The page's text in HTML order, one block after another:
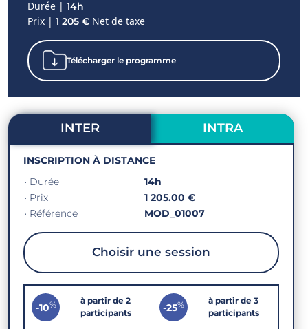
Durée | 14h
Prix | 1 205 € Net de taxe
Télécharger le programme
INTER INTRA
INSCRIPTION À DISTANCE
• Durée
14h
• Prix
1 205.00 €
• Référence
MOD_01007
Choisir une session
-10%
à partir de 2
participants
-25%
à partir de 3
participants